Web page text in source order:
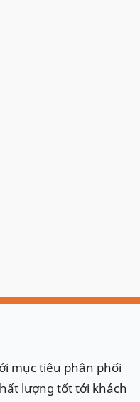
mục tiêu phân phối
lượng tốt tới khách